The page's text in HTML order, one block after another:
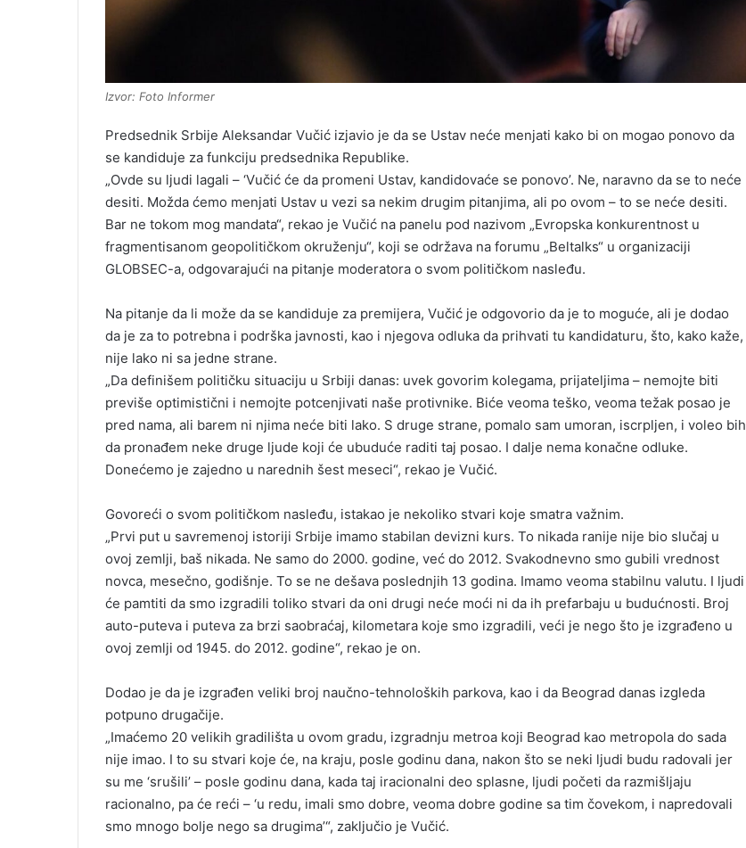
Izvor: Foto Informer
Predsednik Srbije Aleksandar Vučić izjavio je da se Ustav neće menjati kako bi on mogao ponovo da
se kandiduje za funkciju predsednika Republike.
„Ovde su ljudi lagali – ‘Vučić će da promeni Ustav, kandidovaće se ponovo’. Ne, naravno da se to neće
desiti. Možda ćemo menjati Ustav u vezi sa nekim drugim pitanjima, ali po ovom – to se neće desiti.
Bar ne tokom mog mandata“, rekao je Vučić na panelu pod nazivom „Evropska konkurentnost u
fragmentisanom geopolitičkom okruženju“, koji se održava na forumu „Beltalks“ u organizaciji
GLOBSEC-a, odgovarajući na pitanje moderatora o svom političkom nasleđu.
Na pitanje da li može da se kandiduje za premijera, Vučić je odgovorio da je to moguće, ali je dodao
da je za to potrebna i podrška javnosti, kao i njegova odluka da prihvati tu kandidaturu, što, kako kaže,
nije lako ni sa jedne strane.
„Da definišem političku situaciju u Srbiji danas: uvek govorim kolegama, prijateljima – nemojte biti
previše optimistični i nemojte potcenjivati naše protivnike. Biće veoma teško, veoma težak posao je
pred nama, ali barem ni njima neće biti lako. S druge strane, pomalo sam umoran, iscrpljen, i voleo bih
da pronađem neke druge ljude koji će ubuduće raditi taj posao. I dalje nema konačne odluke.
Donećemo je zajedno u narednih šest meseci“, rekao je Vučić.
Govoreći o svom političkom nasleđu, istakao je nekoliko stvari koje smatra važnim.
„Prvi put u savremenoj istoriji Srbije imamo stabilan devizni kurs. To nikada ranije nije bio slučaj u
ovoj zemlji, baš nikada. Ne samo do 2000. godine, već do 2012. Svakodnevno smo gubili vrednost
novca, mesečno, godišnje. To se ne dešava poslednjih 13 godina. Imamo veoma stabilnu valutu. I ljudi
će pamtiti da smo izgradili toliko stvari da oni drugi neće moći ni da ih prefarbaju u budućnosti. Broj
auto-puteva i puteva za brzi saobraćaj, kilometara koje smo izgradili, veći je nego što je izgrađeno u
ovoj zemlji od 1945. do 2012. godine“, rekao je on.
Dodao je da je izgrađen veliki broj naučno-tehnoloških parkova, kao i da Beograd danas izgleda
potpuno drugačije.
„Imaćemo 20 velikih gradilišta u ovom gradu, izgradnju metroa koji Beograd kao metropola do sada
nije imao. I to su stvari koje će, na kraju, posle godinu dana, nakon što se neki ljudi budu radovali jer
su me ‘srušili’ – posle godinu dana, kada taj iracionalni deo splasne, ljudi početi da razmišljaju
racionalno, pa će reći – ‘u redu, imali smo dobre, veoma dobre godine sa tim čovekom, i napredovali
smo mnogo bolje nego sa drugima’“, zaključio je Vučić.